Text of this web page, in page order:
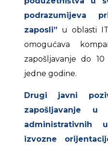
podrazumijeva
zaposli” u oblasti
omogućava
zapošljavanje do
jedne godine.
Drugi javni
zapošljavanje u
administrativnih
izvozne